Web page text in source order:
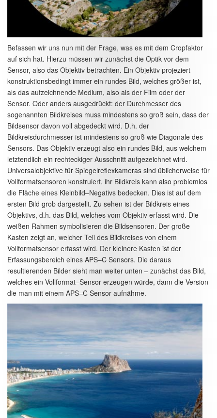
Befassen wir uns nun mit der Frage, was es mit dem Cropfaktor
auf sich hat. Hierzu müssen wir zunächst die Optik vor dem
Sensor, also das Objektiv betrachten. Ein Objektiv projeziert
konstruktionsbedingt immer ein rundes Bild, welches größer ist,
als das aufzeichnende Medium, also als der Film oder der
Sensor. Oder anders ausgedrückt: der Durchmesser des
sogenannten Bildkreises muss mindestens so groß sein, dass der
Bildsensor davon voll abgedeckt wird. D.h. der
Bildkreisdurchmesser ist mindestens so groß wie Diagonale des
Sensors. Das Objektiv erzeugt also ein rundes Bild, aus welchem
letztendlich ein rechteckiger Ausschnitt aufgezeichnet wird.
Universalobjektive für Spiegelreflexkameras sind üblicherweise für
Vollformatsensoren konstruiert, ihr Bildkreis kann also problemlos
die Fläche eines Kleinbild–Negativs bedecken. Dies ist auf dem
ersten Bild grob dargestellt. Zu sehen ist der Bildkreis eines
Objektivs, d.h. das Bild, welches vom Objektiv erfasst wird. Die
weißen Rahmen symbolisieren die Bildsensoren. Der große
Kasten zeigt an, welcher Teil des Bildkreises von einem
Vollformatsensor erfasst wird. Der kleinere Kasten ist der
Erfassungsbereich eines APS–C Sensors. Die daraus
resultierenden Bilder sieht man weiter unten – zunächst das Bild,
welches ein Vollformat–Sensor erzeugen würde, dann die Version
die man mit einem APS–C Sensor aufnähme.